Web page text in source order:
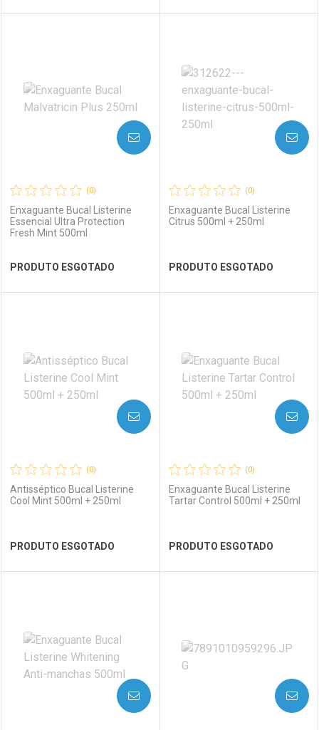
Ver Desconto Convênio
Laboratório
Ver Desconto Convênio
Por Menos
(0)
Enxaguante Bucal Listerine
Essencial Ultra Protection
Fresh Mint 500ml
PRODUTO ESGOTADO
AVISE-ME
Laboratório
Ver Desconto Convênio
Por Menos
(0)
Enxaguante Bucal Listerine
Citrus 500ml + 250ml
PRODUTO ESGOTADO
AVISE-ME
Laboratório
Ver Desconto Convênio
Por Menos
(0)
Antisséptico Bucal Listerine
Cool Mint 500ml + 250ml
PRODUTO ESGOTADO
AVISE-ME
Laboratório
Por Menos
(0)
Enxaguante Bucal Listerine
Tartar Control 500ml + 250ml
PRODUTO ESGOTADO
AVISE-ME
AVISE-ME AVISE-ME